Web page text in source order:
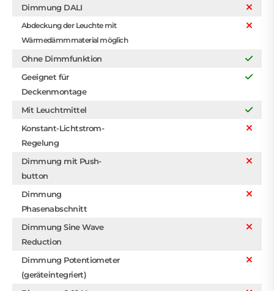
Dimmung DALI
Abdeckung der Leuchte mit
Wärmedämmmaterial möglich
Ohne Dimmfunktion
Geeignet für
Deckenmontage
Mit Leuchtmittel
Konstant-Lichtstrom-
Regelung
Dimmung mit Push-
button
Dimmung
Phasenabschnitt
Dimmung Sine Wave
Reduction
Dimmung Potentiometer
(geräteintegriert)